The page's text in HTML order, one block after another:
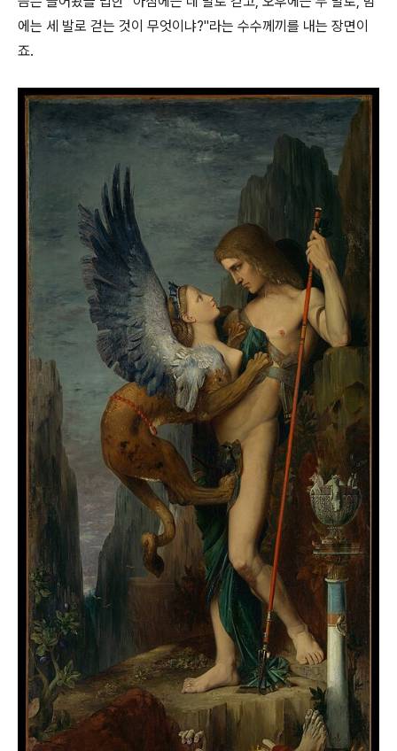
에는 세 발로 걷는 것이 무엇이냐?"라는 수수께끼를 내는 장면이
죠.